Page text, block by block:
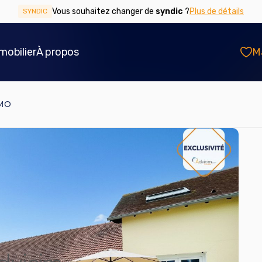
SYNDIC Vous souhaitez changer de syndic ?Plus de détails
À propos